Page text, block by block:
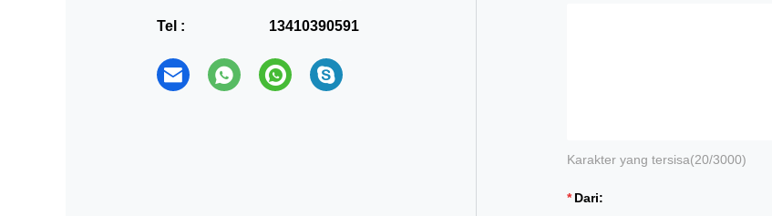
Tel : 13410390591
Karakter yang tersisa(20/3000)
Dari: